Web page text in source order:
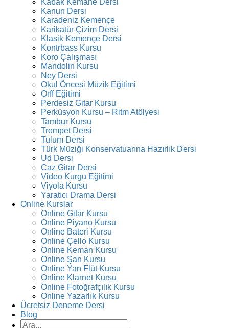
Kanun Dersi
Karadeniz Kemençe
Karikatür Çizim Dersi
Klasik Kemençe Dersi
Kontrbass Kursu
Koro Çalışması
Mandolin Kursu
Ney Dersi
Okul Öncesi Müzik Eğitimi
Orff Eğitimi
Perdesiz Gitar Kursu
Perküsyon Kursu – Ritm Atölyesi
Tambur Kursu
Trompet Dersi
Tulum Dersi
Türk Müziği Konservatuarına Hazırlık Dersi
Ud Dersi
Caz Gitar Dersi
Video Kurgu Eğitimi
Viyola Kursu
Yaratıcı Drama Dersi
Online Kurslar
Online Gitar Kursu
Online Piyano Kursu
Online Bateri Kursu
Online Çello Kursu
Online Keman Kursu
Online Şan Kursu
Online Yan Flüt Kursu
Online Klarnet Kursu
Online Fotoğrafçılık Kursu
Online Yazarlık Kursu
Ücretsiz Deneme Dersi
Blog
Ara: